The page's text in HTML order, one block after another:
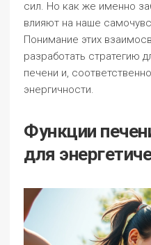
сил. Но как же именно
влияют на наше
Понимание этих
разработать стратегию
печени и,
энергичности.
Функции
для